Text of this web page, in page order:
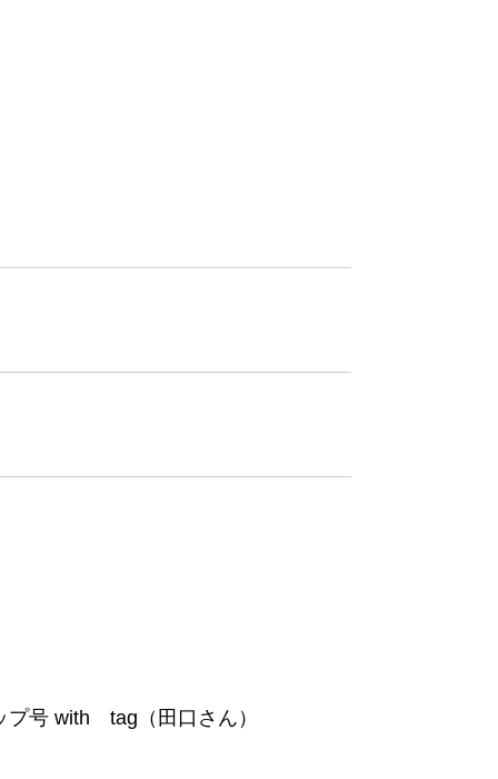
プ号 with tag（田口さん）